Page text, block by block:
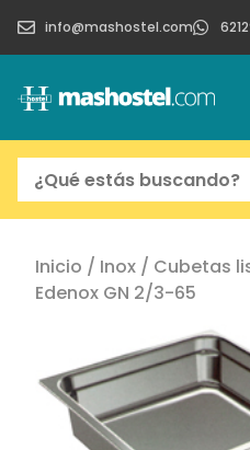
info@mashostel.com
Inicio / Inox / Cubetas
Edenox GN 2/3-65